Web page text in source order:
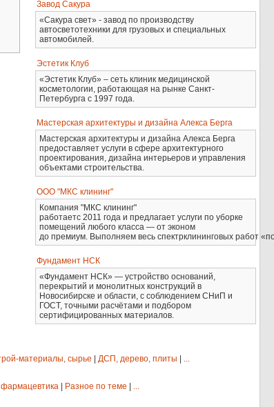
Завод Сакура
«Сакура свет» - завод по производству
автосветотехники для грузовых и специальных
автомобилей.
Эстетик Клуб
«Эстетик Клуб» – сеть клиник медицинской
косметологии, работающая на рынке Санкт-
Петербурга с 1997 года.
Мастерская архитектуры и дизайна Алекса Берга
Мастерская архитектуры и дизайна Алекса Берга
предоставляет услуги в сфере архитектурного
проектирования, дизайна интерьеров и управления
объектами строительства.
ООО "МКС клининг"
Компания "МКС клининг"
работаетс 2011 года и предлагает услуги по уборке
помещений любого класса — от эконом
до премиум. Выполняем весь спектрклининговых работ
Фундамент НСК
«Фундамент НСК» — устройство оснований,
перекрытий и монолитных конструкций в
Новосибирске и области, с соблюдением СНиП и
ГОСТ, точными расчётами и подбором
сертифицированных материалов.
материалы, сырье ДСП, дерево, плиты
...
Разное по теме
...